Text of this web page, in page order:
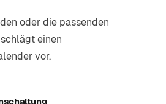
oder die passenden
einen
vor.